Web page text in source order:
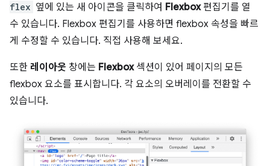
flex 옆에 있는 새 아이콘을 클릭하여 Flexbox편집기를 열
수 있습니다. Flexbox 편집기를 사용하면 flexbox 속성을 빠르
게 수정할 수 있습니다. 직접 사용해 보세요.
또한 레이아웃 창에는 Flexbox섹션이 있어 페이지의 모든
flexbox 요소를 표시합니다. 각 요소의 오버레이를 전환할 수
있습니다.